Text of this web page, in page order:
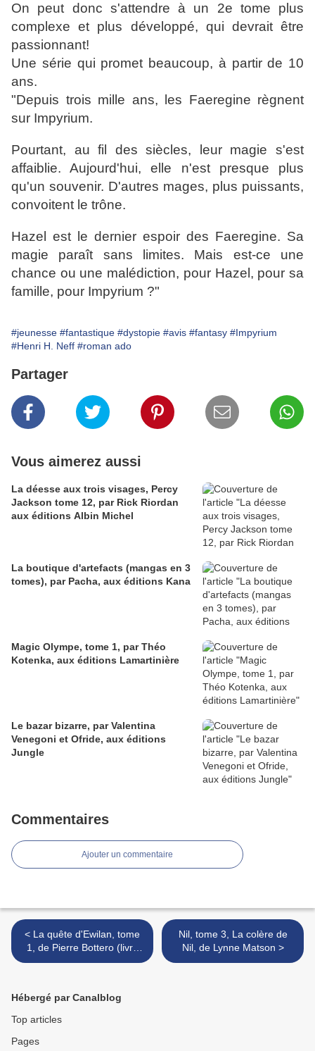
On peut donc s'attendre à un 2e tome plus
complexe et plus développé, qui devrait être
passionnant!
Une série qui promet beaucoup, à partir de 10
ans.
"Depuis trois mille ans, les Faeregine règnent
sur Impyrium.
Pourtant, au fil des siècles, leur magie s'est
affaiblie. Aujourd'hui, elle n'est presque plus
qu'un souvenir. D'autres mages, plus puissants,
convoitent le trône.
Hazel est le dernier espoir des Faeregine. Sa
magie paraît sans limites. Mais est-ce une
chance ou une malédiction, pour Hazel, pour sa
famille, pour Impyrium ?"
#jeunesse #fantastique #dystopie #avis #fantasy #Impyrium
#Henri H. Neff #roman ado
Partager
Vous aimerez aussi
La déesse aux trois visages, Percy
Jackson tome 12, par Rick Riordan
aux éditions Albin Michel
La boutique d'artefacts (mangas en 3
tomes), par Pacha, aux éditions Kana
Magic Olympe, tome 1, par Théo
Kotenka, aux éditions Lamartinière
Le bazar bizarre, par Valentina
Venegoni et Ofride, aux éditions
Jungle
Commentaires
Ajouter un commentaire
< La quête d'Ewilan, tome
1, de Pierre Bottero (livre
audio)
Nil, tome 3, La colère de
Nil, de Lynne Matson >
Hébergé par Canalblog
Top articles
Pages